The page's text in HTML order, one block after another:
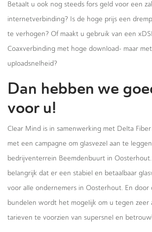
Betaalt u ook nog steeds fors geld voor een
internetverbinding? Is de hoge prijs een
te verhogen? Of maakt u gebruik van een
Coaxverbinding met hoge download- maar
uploadsnelheid?
Dan hebben we
voor u!
Clear Mind is in samenwerking met Delta
met een campagne om glasvezel aan te
bedrijventerrein Beemdenbuurt in
belangrijk dat er een stabiel en betaalbaar
voor alle ondernemers in Oosterhout. En door
bundelen wordt het mogelijk om u tegen zeer
tarieven te voorzien van supersnel en